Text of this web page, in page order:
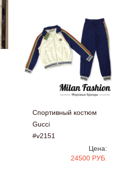
Спортивный костюм
Gucci
#v2151
Цена:
24500 РУБ.